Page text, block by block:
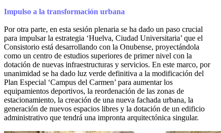
Impulso a la transformación urbana
Por otra parte, en esta sesión plenaria se ha dado un paso crucial
para impulsar la estrategia ‘Huelva, Ciudad Universitaria’ que el
Consistorio está desarrollando con la Onubense, proyectándola
como un centro de estudios superiores de primer nivel con la
dotación de nuevas infraestructuras y servicios. En este marco, por
unanimidad se ha dado luz verde definitiva a la modificación del
Plan Especial ‘Campus del Carmen’ para aumentar los
equipamientos deportivos, la reordenación de las zonas de
estacionamiento, la creación de una nueva fachada urbana, la
generación de nuevos espacios libres y la dotación de un edificio
administrativo que tendrá una impronta arquitectónica singular.